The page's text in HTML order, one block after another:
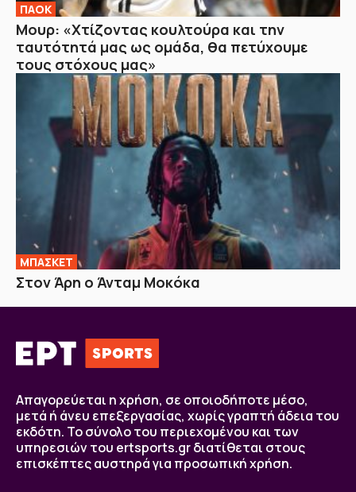
ΠΑΟΚ
Μουρ: «Χτίζοντας κουλτούρα και την
ταυτότητά μας ως ομάδα, θα πετύχουμε
τους στόχους μας»
ΜΠΑΣΚΕΤ
Στον Άρη ο Άνταμ Μοκόκα
Απαγορεύεται η χρήση, σε οποιοδήποτε μέσο,
μετά ή άνευ επεξεργασίας, χωρίς γραπτή άδεια του
εκδότη. Το σύνολο του περιεχομένου και των
υπηρεσιών του ertsports.gr διατίθεται στους
επισκέπτες αυστηρά για προσωπική χρήση.